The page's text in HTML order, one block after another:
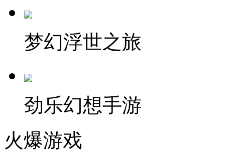
梦幻浮世之旅
劲乐幻想手游
火爆游戏